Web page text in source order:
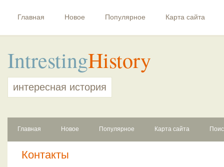
Главная Новое Популярное Карта сайта
IntrestingHistory
интересная история
Главная Новое Популярное Карта сайта
Контакты